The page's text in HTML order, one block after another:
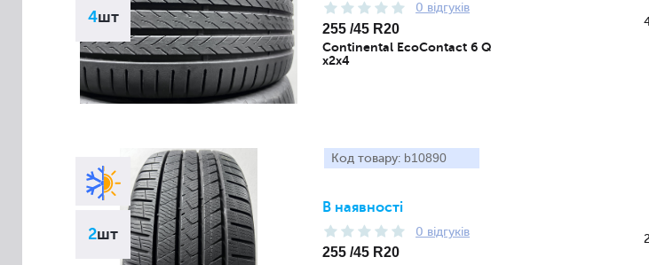
4шт
0 відгуків
255 /45 R20
Continental EcoContact 6 Q
x2x4
2шт
Код товару: b10890
В наявності
0 відгуків
255 /45 R20